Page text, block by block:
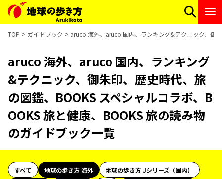
TOP ガイドブック aruco 海外、aruco 国内、ランキング&テクニック、御
aruco 海外、aruco 国内、ランキング
&テクニック、御朱印、歴史時代、旅
の図鑑、BOOKS スペシャルコラボ、B
OOKS 旅と健康、BOOKS 旅の読み物
のガイドブック一覧
すべて 地球の歩き方 海外
地球の歩き方 Jシリーズ（国内）